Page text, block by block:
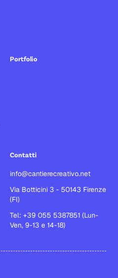
Portfolio
Contatti
info@cantierecreativo.net
Via Botticini 3 - 50143 Firenze
(FI)
Tel: +39 055 5387851 (Lun-
Ven, 9-13 e 14-18)